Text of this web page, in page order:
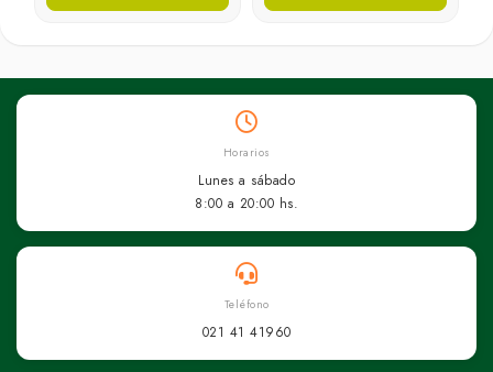
Horarios
Lunes a sábado
8:00 a 20:00 hs.
Teléfono
021 41 41960